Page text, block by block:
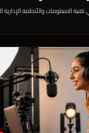
المعلومات والأنظمة الإدارية